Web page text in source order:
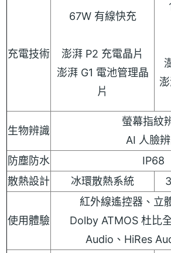
充電技術
67W 有線快充
澎湃 P2 充電晶片
澎湃 G1 電池管理晶
片
生物辨識
螢幕指紋
AI 人臉
防塵防水
IP68
散熱設計
冰環散熱系統
使用體驗
紅外線遙控器、立
Dolby ATMOS 杜比
Audio、HiRes